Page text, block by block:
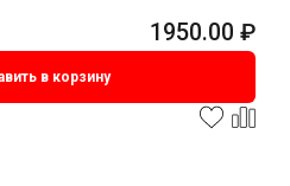
1950.00 ₽
в корзину